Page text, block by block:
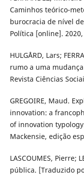
Caminhos teórico-
burocracia de nível
Política [online].
HULGÅRD, Lars;
rumo a uma
Revista Ciências
GREGOIRE, Maud.
innovation: a
of innovation
Mackensie, edição
LASCOUMES, Pierre;
pública. [Traduzido